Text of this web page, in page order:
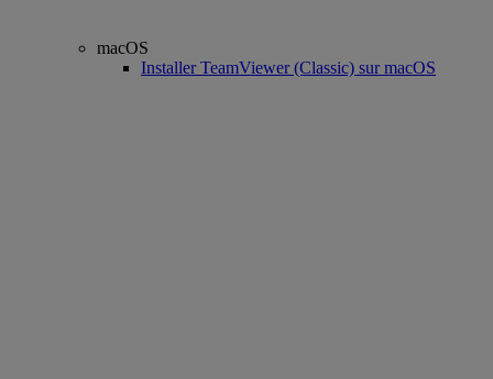
macOS
Installer TeamViewer (Classic) sur macOS